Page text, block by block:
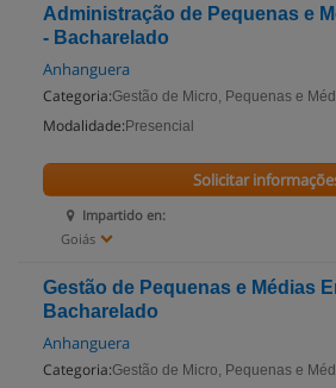
Administração de Pequenas e
- Bacharelado
Anhanguera
Categoria:Gestão de Micro, Pequenas e
Modalidade: Presencial
Impartido en:
Goiás
Solicitar
Gestão de Pequenas e Médias
Bacharelado
Anhanguera
Categoria:Gestão de Micro, Pequenas e